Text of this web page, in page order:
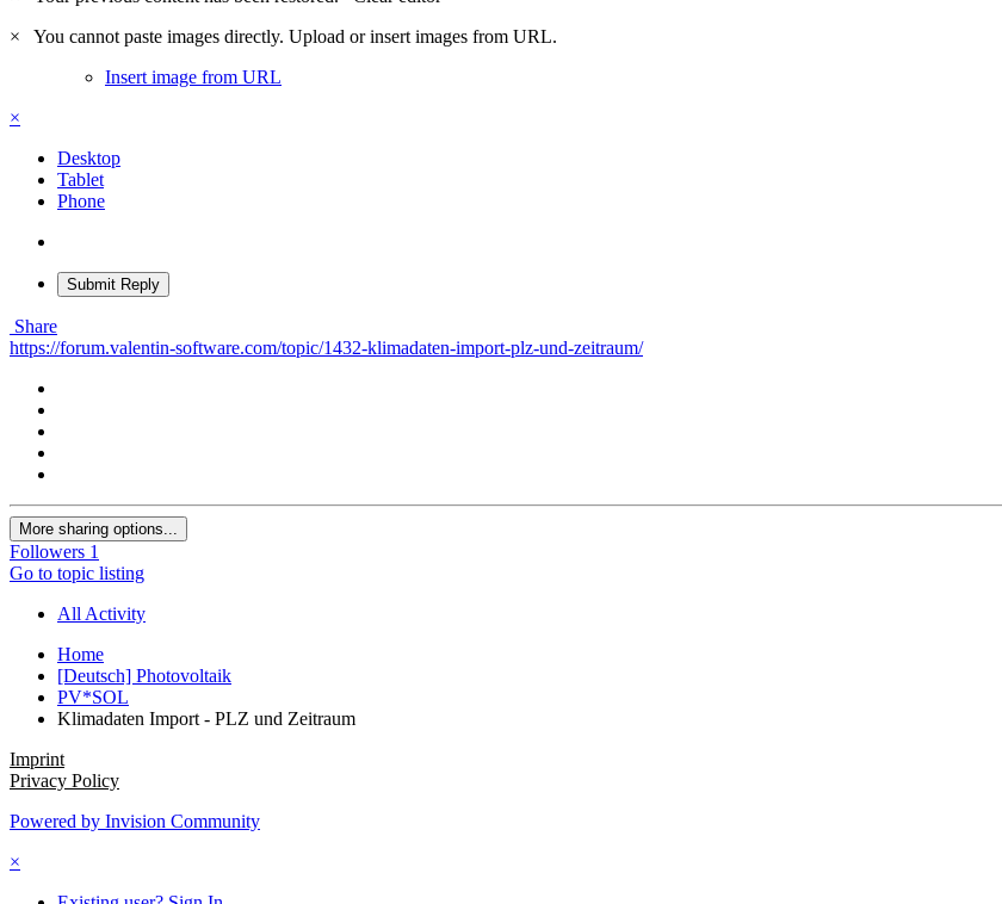
×
You cannot paste images directly. Upload or insert images from URL.
Insert image from URL
×
Desktop
Tablet
Phone
Submit Reply
Share
https://forum.valentin-software.com/topic/1432-klimadaten-import-plz-und-zeitraum/
More sharing options...
Followers 1
Go to topic listing
All Activity
Home
[Deutsch] Photovoltaik
PV*SOL
Klimadaten Import - PLZ und Zeitraum
Imprint
Privacy Policy
Powered by Invision Community
×